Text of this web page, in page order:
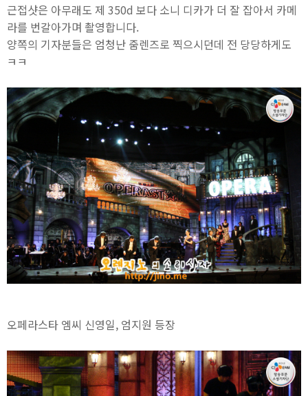
근접샷은 아무래도 제 350d 보다 소니 디카가 더 잘 잡아서 카메
라를 번갈아가며 촬영합니다.
양쪽의 기자분들은 엄청난 줌렌즈로 찍으시던데 전 당당하게도
ㅋㅋ
오페라스타 엠씨 신영일, 엄지원 등장